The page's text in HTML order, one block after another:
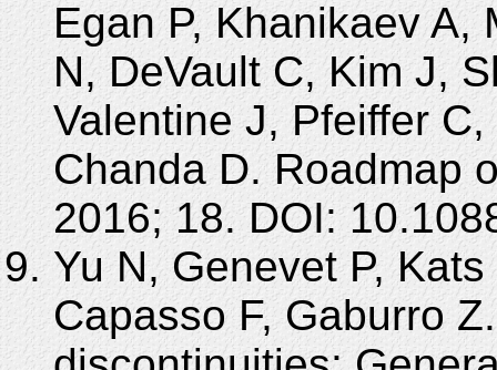
Egan P, Khanikaev A,
N, DeVault C, Kim J,
Valentine J, Pfeiffer
Chanda D. Roadmap
2016; 18. DOI:
Yu N, Genevet P,
Capasso F, Gaburro